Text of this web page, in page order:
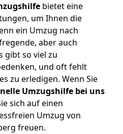
bietet eine
um Ihnen die
ein Umzug nach
aber auch
gibt so viel zu
und oft fehlt
zu erledigen. Wenn Sie
Umzugshilfe bei uns
sich auf einen
Umzug von
freuen.